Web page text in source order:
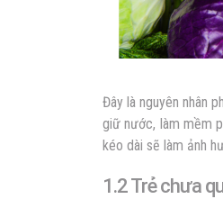
Đây là nguyên nhân
giữ nước, làm mềm
kéo dài sẽ làm ảnh
1.2 Trẻ chưa